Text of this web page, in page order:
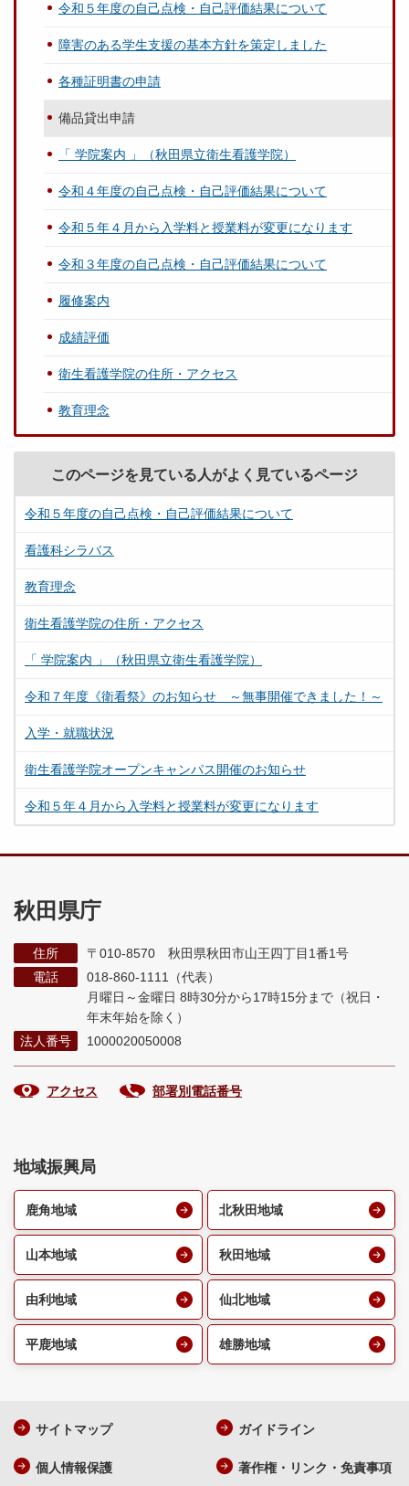
令和５年度の自己点検・自己評価結果について
障害のある学生支援の基本方針を策定しました
各種証明書の申請
備品貸出申請
「 学院案内 」（秋田県立衛生看護学院）
令和４年度の自己点検・自己評価結果について
令和５年４月から入学料と授業料が変更になります
令和３年度の自己点検・自己評価結果について
履修案内
成績評価
衛生看護学院の住所・アクセス
教育理念
このページを見ている人がよく見ているページ
令和５年度の自己点検・自己評価結果について
看護科シラバス
教育理念
衛生看護学院の住所・アクセス
「 学院案内 」（秋田県立衛生看護学院）
令和７年度《衛看祭》のお知らせ ～無事開催できました！～
入学・就職状況
衛生看護学院オープンキャンパス開催のお知らせ
令和５年４月から入学料と授業料が変更になります
秋田県庁
住所
〒010-8570 秋田県秋田市山王四丁目1番1号
電話
018-860-1111（代表）
月曜日～金曜日 8時30分から17時15分まで （祝日・
年末年始を除く）
法人番号
1000020050008
アクセス 部署別電話番号
地域振興局
鹿角地域 北秋田地域
山本地域 秋田地域
由利地域 仙北地域
平鹿地域 雄勝地域
サイトマップ ガイドライン
個人情報保護 著作権・リンク・免責事項